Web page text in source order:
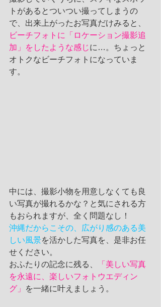
トがあるとついつい撮ってしまうの
で、出来上がったお写真だけみると、
ビーチフォトに「ロケーション撮影追
加」をしたような感じに…。ちょっと
オトクなビーチフォトになっていま
す。
中には、撮影小物を用意しなくても良
い写真が撮れるかな？と気にされる方
もおられますが、全く問題なし！
沖縄だからこその、広がり感のある美
しい風景を活かした写真を、是非お任
せください。
おふたりの記念に残る、
「美しい写真
を永遠に、楽しいフォトウエディン
グ」
を一緒に叶えましょう。